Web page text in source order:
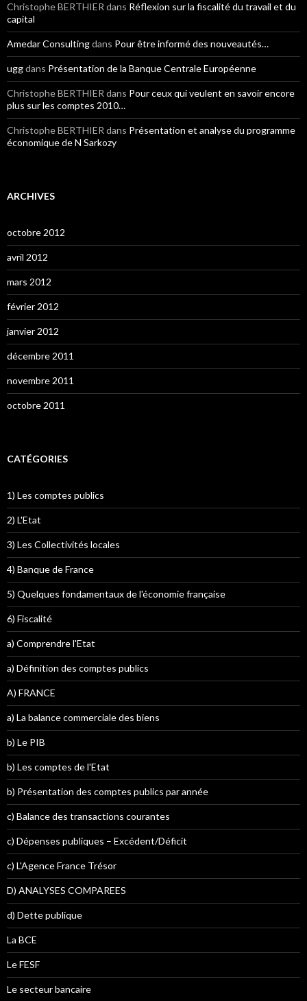
Christophe BERTHIER dans Réflexion sur la fiscalité du travail et du
capital
Amedar Consultingdans Pour être informé des nouveautés…
uggdans Présentation de la Banque Centrale Européenne
Christophe BERTHIER dans Pour ceux qui veulent en savoir encore
plus sur les comptes 2010…
Christophe BERTHIER dans Présentation et analyse du programme
économique de N Sarkozy
ARCHIVES
octobre 2012
avril 2012
mars 2012
février 2012
janvier 2012
décembre 2011
novembre 2011
octobre 2011
CATÉGORIES
1) Les comptes publics
2) L'Etat
3) Les Collectivités locales
4) Banque de France
5) Quelques fondamentaux de l'économie française
6) Fiscalité
a) Comprendre l'Etat
a) Définition des comptes publics
A) FRANCE
a) La balance commerciale des biens
b) Le PIB
b) Les comptes de l'Etat
b) Présentation des comptes publics par année
c) Balance des transactions courantes
c) Dépenses publiques – Excédent/Déficit
c) L'Agence France Trésor
D) ANALYSES COMPAREES
d) Dette publique
La BCE
Le FESF
Le secteur bancaire